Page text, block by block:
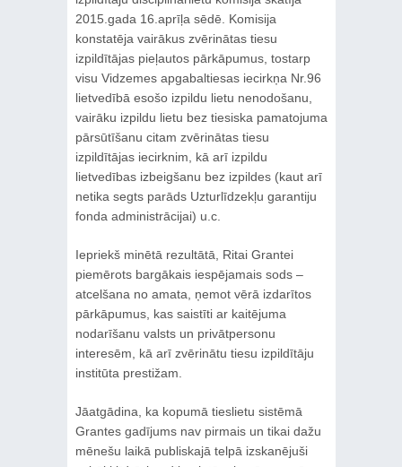
2015.gada 16.aprīļa sēdē. Komisija
konstatēja vairākus zvērinātas tiesu
izpildītājas pieļautos pārkāpumus, tostarp
visu Vidzemes apgabaltiesas iecirkņa Nr.96
lietvedībā esošo izpildu lietu nenodošanu,
vairāku izpildu lietu bez tiesiska pamatojuma
pārsūtīšanu citam zvērinātas tiesu
izpildītājas iecirknim, kā arī izpildu
lietvedības izbeigšanu bez izpildes (kaut arī
netika segts parāds Uzturlīdzekļu garantiju
fonda administrācijai) u.c.
Iepriekš minētā rezultātā, Ritai Grantei
piemērots bargākais iespējamais sods –
atcelšana no amata, ņemot vērā izdarītos
pārkāpumus, kas saistīti ar kaitējuma
nodarīšanu valsts un privātpersonu
interesēm, kā arī zvērinātu tiesu izpildītāju
institūta prestižam.
Jāatgādina, ka kopumā tieslietu sistēmā
Grantes gadījums nav pirmais un tikai dažu
mēnešu laikā publiskajā telpā izskanējuši